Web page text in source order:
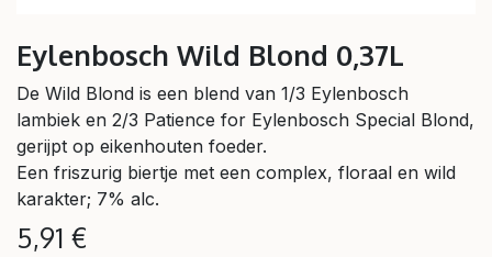
Eylenbosch Wild Blond 0,37L
De Wild Blond is een blend van 1/3 Eylenbosch
lambiek en 2/3 Patience for Eylenbosch Special Blond,
gerijpt op eikenhouten foeder.
Een friszurig biertje met een complex, floraal en wild
karakter; 7% alc.
5,91 €